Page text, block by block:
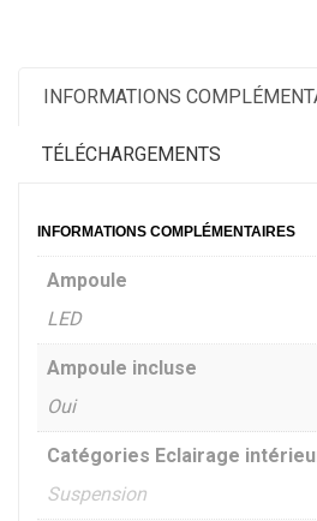
INFORMATIONS
TÉLÉCHARGEMENTS
INFORMATIONS COMPLÉMENTAIRES
Ampoule
LED
Ampoule incluse
Oui
Catégories Eclairage
Suspension